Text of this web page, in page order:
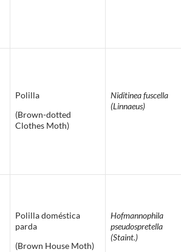
Polilla
(Brown-dotted
Clothes Moth)
Niditinea fuscella
(Linnaeus)
Polilla doméstica
parda
(Brown House Moth)
Hofmannophila
pseudospretella
(Staint.)